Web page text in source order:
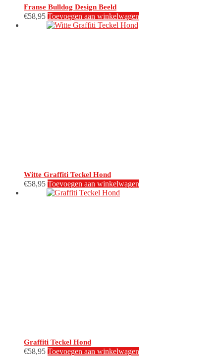
Franse Bulldog Design Beeld
€58,95 Toevoegen aan winkelwagen
Witte Graffiti Teckel Hond
€58,95 Toevoegen aan winkelwagen
Graffiti Teckel Hond
€58,95 Toevoegen aan winkelwagen